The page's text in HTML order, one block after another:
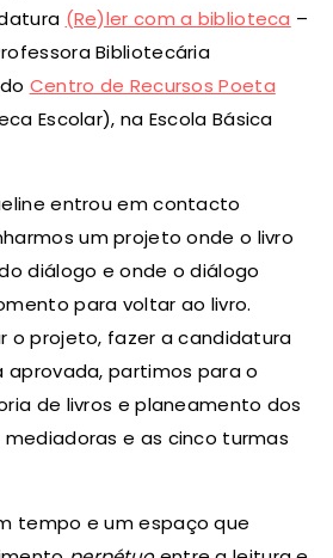
(Re)ler com a biblioteca –
Bibliotecária
Centro de Recursos Poeta
Escolar), na Escola Básica
entrou em contacto
um projeto onde o livro
diálogo e onde o diálogo
para voltar ao livro.
o projeto, fazer a candidatura
aprovada, partimos para o
de livros e planeamento dos
e as cinco turmas
tempo e um espaço que